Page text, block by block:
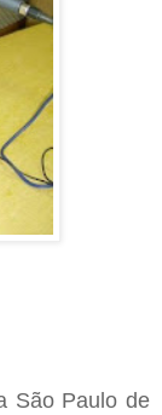
São Paulo de